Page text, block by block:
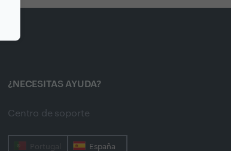
¿NECESITAS AYUDA?
Centro de soporte
Portugal España